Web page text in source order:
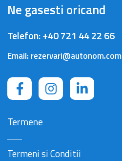
Ne gasesti oricand
Telefon:+40 721 44 22 66
Email: rezervari@autonom.com
Termene
Termeni si Conditii